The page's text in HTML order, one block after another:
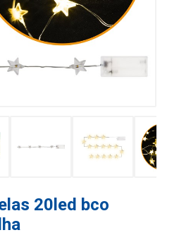
20led bco